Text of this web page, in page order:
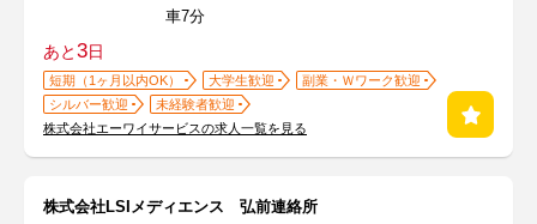
車7分
あと3日
短期（1ヶ月以内OK） 大学生歓迎
副業・Ｗワーク歓迎
シルバー歓迎
未経験者歓迎
株式会社エーワイサービスの求人一覧を見る
株式会社LSIメディエンス 弘前連絡所